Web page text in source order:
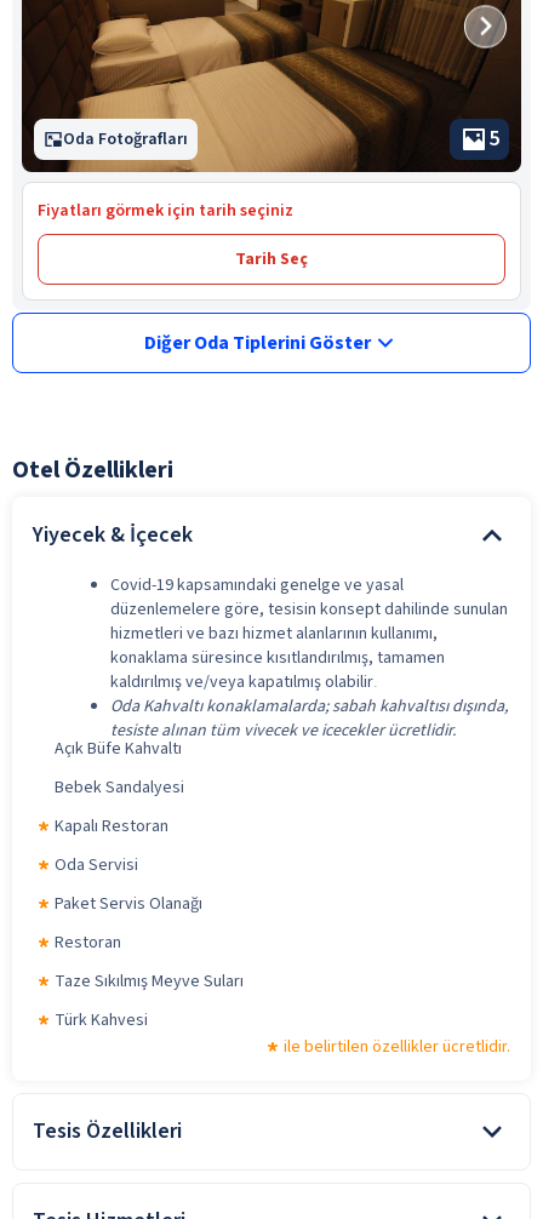
Oda Fotoğrafları 5
Fiyatları görmek için tarih seçiniz
Tarih Seç
Diğer Oda Tiplerini Göster
Otel Özellikleri
Yiyecek & İçecek
Covid-19 kapsamındaki genelge ve yasal
düzenlemelere göre, tesisin konsept dahilinde sunulan
hizmetleri ve bazı hizmet alanlarının kullanımı,
konaklama süresince kısıtlandırılmış, tamamen
kaldırılmış ve/veya kapatılmış olabilir
Oda Kahvaltı konaklamalarda; sabah kahvaltısı dışında,
tesiste alınan tüm yiyecek ve içecekler ücretlidir.
Açık Büfe Kahvaltı
Bebek Sandalyesi
Kapalı Restoran
Oda Servisi
Paket Servis Olanağı
Restoran
Taze Sıkılmış Meyve Suları
Türk Kahvesi
ile belirtilen özellikler ücretlidir.
Tesis Özellikleri